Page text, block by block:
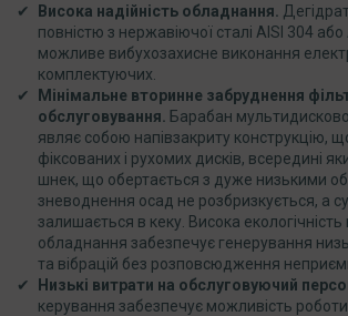
Висока надійність обладнання.
повністю з нержавіючої сталі AISI 304
можливе вибухозахисне виконання
комплектуючих.
Мінімальне вторинне забруднення
обслуговування. Барабан
являє собою напівзакриту конструкцію,
фіксованих і рухомих дисків, всередині
шнек, що обертається з дуже низькими
зневоднення осад не розбризкується, а
залишається в кеку. Висока екологічність
обладнання забезпечує генерування
та вібрацій без розповсюдження
Низькі витрати на обслуговуючий
керування забезпечує можливість